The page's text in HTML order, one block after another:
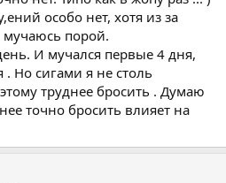
дно ,1 грам раздуваем на двоих за
решаю бросить ,наткнулся на
легче переносить первые
идет 5 месяц .
недель живу с тягой,то к
за час могу быть в двух
небыло ,последние несколько
то резкий
не могу ,не физически а в
особо нет, хотя из за
мучаюсь порой.
И мучался первые 4 дня,
. Но сигами я не столь
труднее бросить . Думаю
точно бросить влияет на